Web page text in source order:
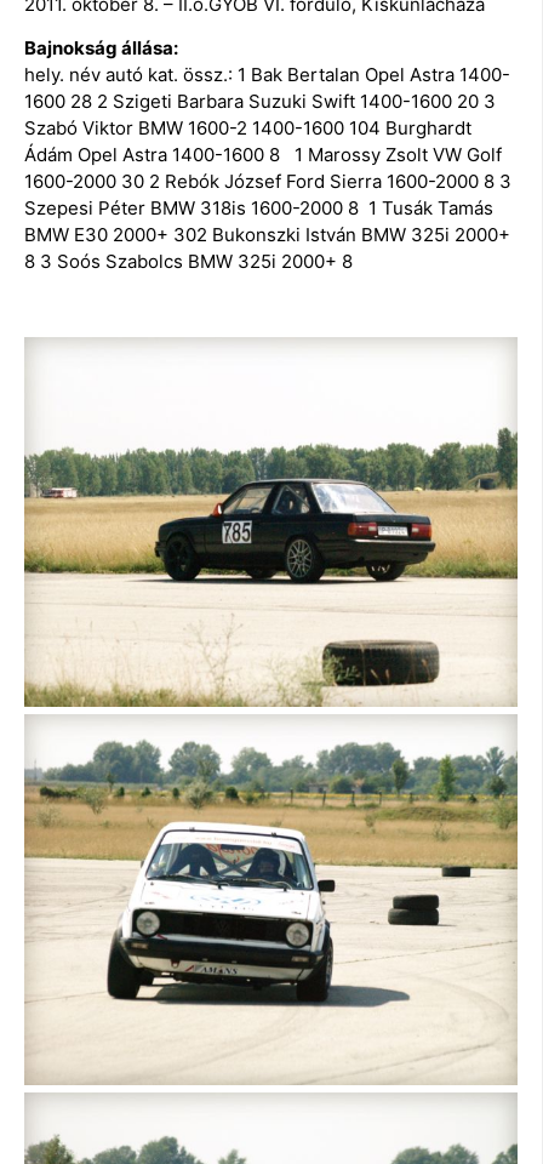
Bajnokság állása:
hely. név autó kat. össz.: 1 Bak Bertalan Opel Astra 1400-
1600 28 2 Szigeti Barbara Suzuki Swift 1400-1600 20 3
Szabó Viktor BMW 1600-2 1400-1600 104 Burghardt
Ádám Opel Astra 1400-1600 8 1 Marossy Zsolt VW Golf
1600-2000 30 2 Rebók József Ford Sierra 1600-2000 8 3
Szepesi Péter BMW 318is 1600-2000 8 1 Tusák Tamás
BMW E30 2000+ 302 Bukonszki István BMW 325i 2000+
8 3 Soós Szabolcs BMW 325i 2000+ 8